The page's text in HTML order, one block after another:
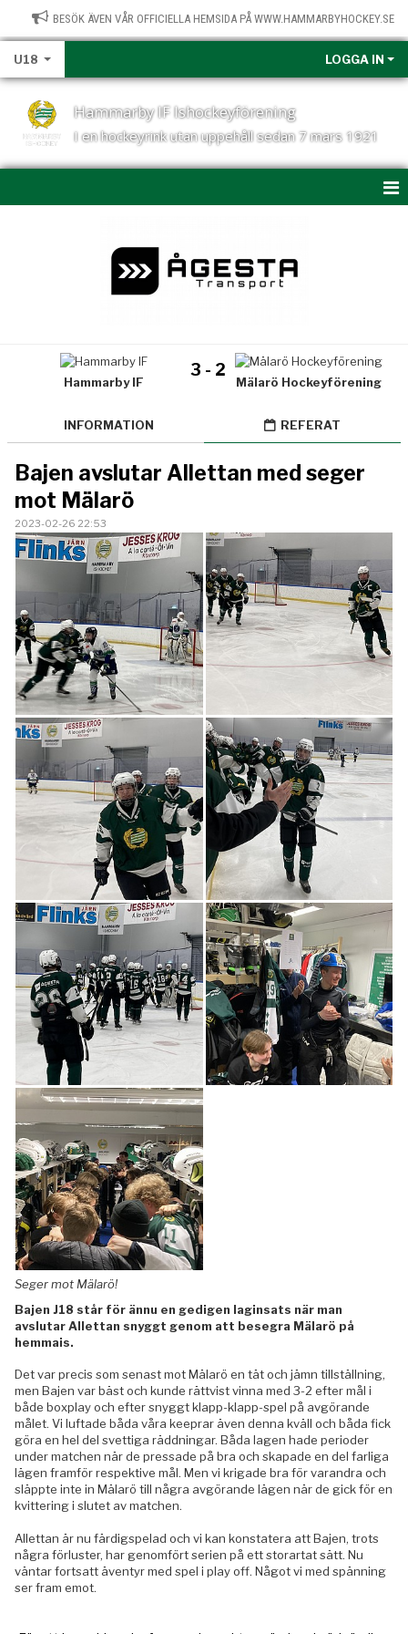
BESÖK ÄVEN VÅR OFFICIELLA HEMSIDA PÅ WWW.HAMMARBYHOCKEY.SE
U18 LOGGA IN
Hammarby IF Ishockeyförening
I en hockeyrink utan uppehåll sedan 7 mars 1921
U18-TRUPPEN
BILDGALLERI
KONTAKT
Hammarby IF
3 - 2
Mälarö Hockeyförening
INFORMATION REFERAT
Bajen avslutar Allettan med seger
mot Mälarö
2023-02-26 22:53
Seger mot Mälarö!
Bajen J18 står för ännu en gedigen laginsats när man
avslutar Allettan snyggt genom att besegra Mälarö på
hemmais.
Det var precis som senast mot Mälarö en tät och jämn tillställning,
men Bajen var bäst och kunde rättvist vinna med 3-2 efter mål i
både boxplay och efter snyggt klapp-klapp-spel på avgörande
målet. Vi luftade båda våra keeprar även denna kväll och båda fick
göra en hel del svettiga räddningar. Båda lagen hade perioder
under matchen när de pressade på bra och skapade en del farliga
lägen framför respektive mål. Men vi krigade bra för varandra och
släppte inte in Mälarö till några avgörande lägen när de gick för en
kvittering i slutet av matchen.
Allettan är nu färdigspelad och vi kan konstatera att Bajen, trots
några förluster, har genomfört serien på ett storartat sätt. Nu
väntar fortsatt äventyr med spel i play off. Något vi med spänning
ser fram emot.